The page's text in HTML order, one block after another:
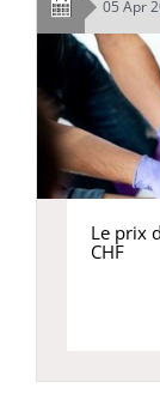
05 Apr
Le prix
CHF